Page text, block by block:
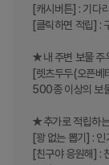
[캐시버튼] : 기다
[클릭하면 적립] :
★내 주변 보물 주
[렛츠두두(오픈베
500종 이상의 보
★추가로 적립하
[꽝 없는 뽑기] :
[친구야 응원해] :